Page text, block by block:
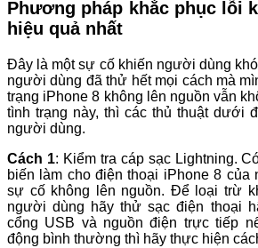
Phương pháp khắc phục lỗi
hiệu quả nhất
Đây là một sự cố khiến người dùng
người dùng đã thử hết mọi cách mà
trạng iPhone 8 không lên nguồn vẫn
tình trạng này, thì các thủ thuật dưới
người dùng.
Cách 1: Kiểm tra cáp sạc Lightning.
biến làm cho điện thoại iPhone 8 của
sự cố không lên nguồn. Để loại trừ
người dùng hãy thử sạc điện thoại
cổng USB và nguồn điện trực tiếp
động bình thường thì hãy thực hiện